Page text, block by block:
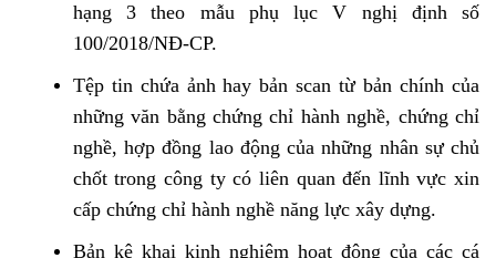
hạng 3 theo mẫu phụ lục V nghị định số
100/2018/NĐ-CP.
Tệp tin chứa ảnh hay bản scan từ bản chính của
những văn bằng chứng chỉ hành nghề, chứng chỉ
nghề, hợp đồng lao động của những nhân sự chủ
chốt trong công ty có liên quan đến lĩnh vực xin
cấp chứng chỉ hành nghề năng lực xây dựng.
Bản kê khai kinh nghiệm hoạt động của các cá